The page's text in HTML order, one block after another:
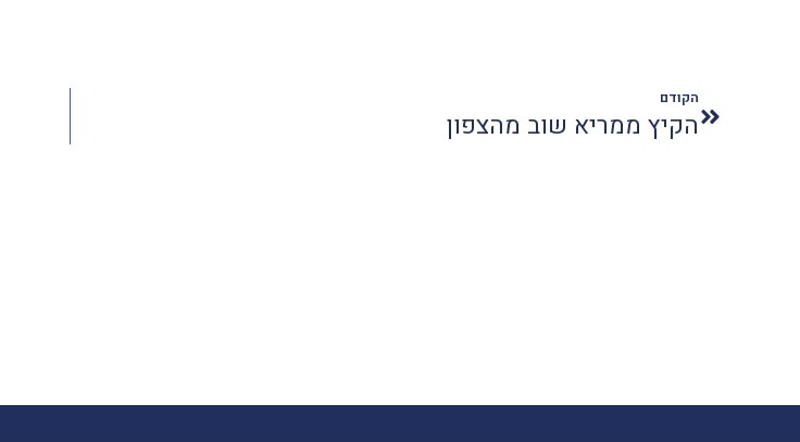
הקודם
הקיץ ממריא שוב מהצפון